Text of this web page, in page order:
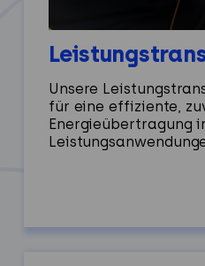
Unsere
für eine effiziente,
Energieübertragung